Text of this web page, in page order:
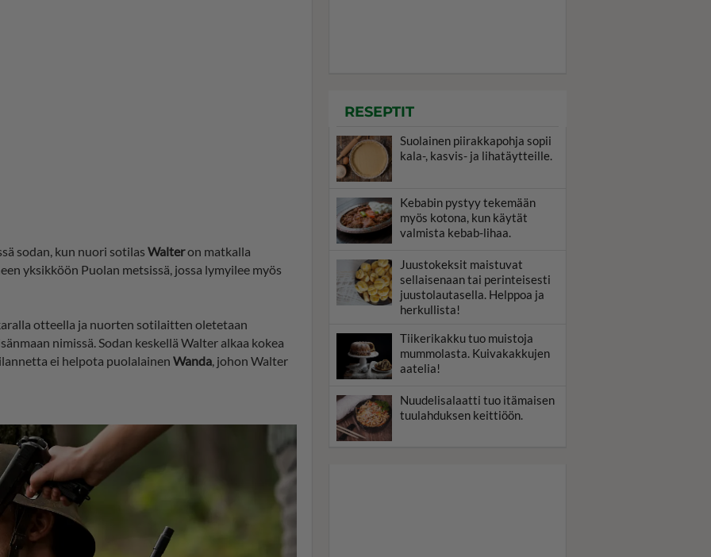
sodan, kun nuori sotilas Walteron matkalla
yksikköön Puolan metsissä, jossa lymyilee myös
otteella ja nuorten sotilaitten oletetaan
nimissä. Sodan keskellä Walter alkaa kokea
ei helpota puolalainen Wanda, johon Walter
RESEPTIT
Suolainen piirakkapohja sopii
kala-, kasvis- ja lihatäytteille.
Kebabin pystyy tekemään
myös kotona, kun käytät
valmista kebab-lihaa.
Juustokeksit maistuvat
sellaisenaan tai perinteisesti
juustolautasella. Helppoa ja
herkullista!
Tiikerikakku tuo muistoja
mummolasta. Kuivakakkujen
aatelia!
Nuudelisalaatti tuo itämaisen
tuulahduksen keittiöön.